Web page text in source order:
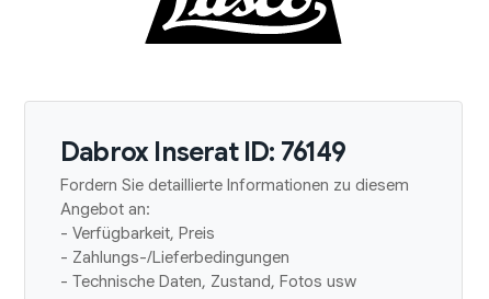
Dabrox Inserat ID: 76149
Fordern Sie detaillierte Informationen zu diesem
Angebot an:
- Verfügbarkeit, Preis
- Zahlungs-/Lieferbedingungen
- Technische Daten, Zustand, Fotos usw